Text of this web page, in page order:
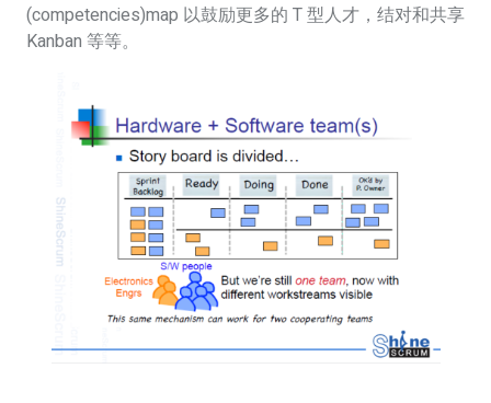
(competencies)map 以鼓励更多的 T 型人才，结对和共享
Kanban 等等。